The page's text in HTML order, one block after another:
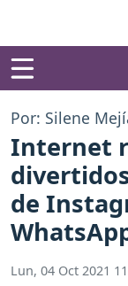
Por: Silene
Internet
de
Lun, 04 Oct 2021